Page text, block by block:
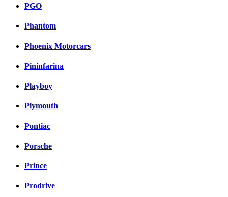
PGO
Phantom
Phoenix Motorcars
Pininfarina
Playboy
Plymouth
Pontiac
Porsche
Prince
Prodrive